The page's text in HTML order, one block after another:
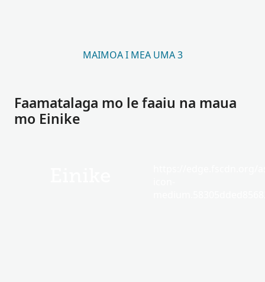
MAIMOA I MEA UMA 3
Faamatalaga mo le faaiu na maua
mo Einike